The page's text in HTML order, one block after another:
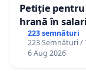
Petiție
hrană în
gradațiilor
personali
223 semnături
223 Semnături /
6 Aug 2026